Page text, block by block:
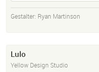
Gestalter: Ryan Martinson
Lulo
Yellow Design Studio